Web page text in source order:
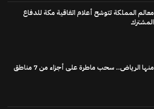
معالم المملكة تتوشح أعلام اتفاقية مكة للدفاع
المشترك
منها الرياض.. سحب ماطرة على أجزاء من 7 مناطق